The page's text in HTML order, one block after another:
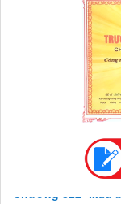
Chương 822- Mẫu
CÔNG KHAI THỰC
2026